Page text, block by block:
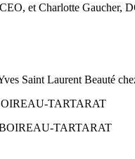
et Charlotte Gaucher,
Saint Laurent Beauté
TARTARAT